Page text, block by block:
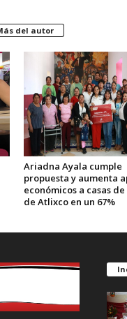
del autor
Ariadna Ayala cumple
propuesta y aumenta
económicos a casas
de Atlixco en un 67%